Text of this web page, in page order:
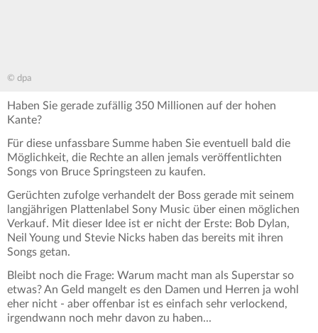
© dpa
Haben Sie gerade zufällig 350 Millionen auf der hohen
Kante?
Für diese unfassbare Summe haben Sie eventuell bald die
Möglichkeit, die Rechte an allen jemals veröffentlichten
Songs von Bruce Springsteen zu kaufen.
Gerüchten zufolge verhandelt der Boss gerade mit seinem
langjährigen Plattenlabel Sony Music über einen möglichen
Verkauf. Mit dieser Idee ist er nicht der Erste: Bob Dylan,
Neil Young und Stevie Nicks haben das bereits mit ihren
Songs getan.
Bleibt noch die Frage: Warum macht man als Superstar so
etwas? An Geld mangelt es den Damen und Herren ja wohl
eher nicht - aber offenbar ist es einfach sehr verlockend,
irgendwann noch mehr davon zu haben...